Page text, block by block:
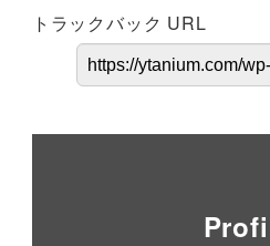
トラックバック URL